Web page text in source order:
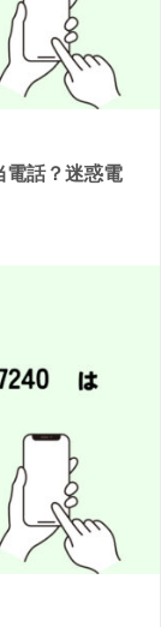
電話？迷惑電